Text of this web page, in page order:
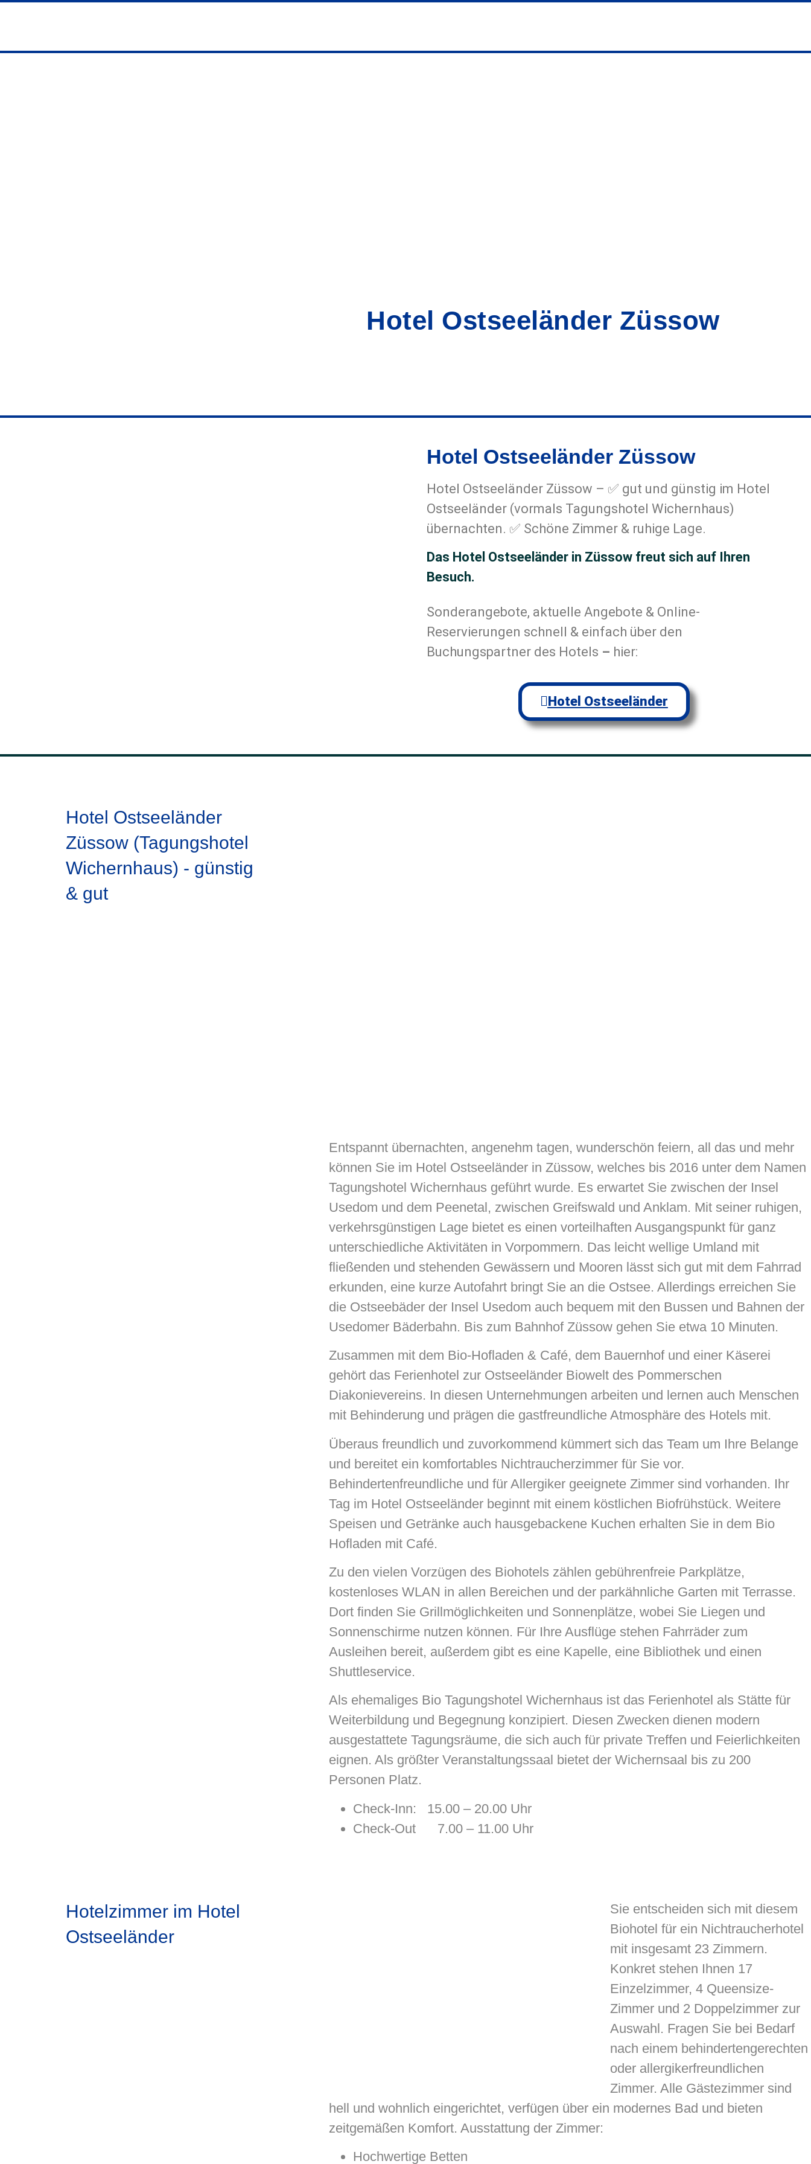
Hotel Ostseeländer Züssow
Hotel Ostseeländer Züssow
Hotel Ostseeländer Züssow – ✅ gut und günstig im Hotel
Ostseeländer (vormals Tagungshotel Wichernhaus)
übernachten. ✅ Schöne Zimmer & ruhige Lage.
Das Hotel Ostseeländer in Züssow freut sich auf Ihren
Besuch.
Sonderangebote, aktuelle Angebote & Online-
Reservierungen schnell & einfach über den
Buchungspartner des Hotels – hier:
Hotel Ostseeländer
Hotel Ostseeländer
Züssow (Tagungshotel
Wichernhaus) - günstig
& gut
Entspannt übernachten, angenehm tagen, wunderschön feiern, all das und mehr
können Sie im Hotel Ostseeländer in Züssow, welches bis 2016 unter dem Namen
Tagungshotel Wichernhaus geführt wurde. Es erwartet Sie zwischen der Insel
Usedom und dem Peenetal, zwischen Greifswald und Anklam. Mit seiner ruhigen,
verkehrsgünstigen Lage bietet es einen vorteilhaften Ausgangspunkt für ganz
unterschiedliche Aktivitäten in Vorpommern. Das leicht wellige Umland mit
fließenden und stehenden Gewässern und Mooren lässt sich gut mit dem Fahrrad
erkunden, eine kurze Autofahrt bringt Sie an die Ostsee. Allerdings erreichen Sie
die Ostseebäder der Insel Usedom auch bequem mit den Bussen und Bahnen der
Usedomer Bäderbahn. Bis zum Bahnhof Züssow gehen Sie etwa 10 Minuten.
Zusammen mit dem Bio-Hofladen & Café, dem Bauernhof und einer Käserei
gehört das Ferienhotel zur Ostseeländer Biowelt des Pommerschen
Diakonievereins. In diesen Unternehmungen arbeiten und lernen auch Menschen
mit Behinderung und prägen die gastfreundliche Atmosphäre des Hotels mit.
Überaus freundlich und zuvorkommend kümmert sich das Team um Ihre Belange
und bereitet ein komfortables Nichtraucherzimmer für Sie vor.
Behindertenfreundliche und für Allergiker geeignete Zimmer sind vorhanden. Ihr
Tag im Hotel Ostseeländer beginnt mit einem köstlichen Biofrühstück. Weitere
Speisen und Getränke auch hausgebackene Kuchen erhalten Sie in dem Bio
Hofladen mit Café.
Zu den vielen Vorzügen des Biohotels zählen gebührenfreie Parkplätze,
kostenloses WLAN in allen Bereichen und der parkähnliche Garten mit Terrasse.
Dort finden Sie Grillmöglichkeiten und Sonnenplätze, wobei Sie Liegen und
Sonnenschirme nutzen können. Für Ihre Ausflüge stehen Fahrräder zum
Ausleihen bereit, außerdem gibt es eine Kapelle, eine Bibliothek und einen
Shuttleservice.
Als ehemaliges Bio Tagungshotel Wichernhaus ist das Ferienhotel als Stätte für
Weiterbildung und Begegnung konzipiert. Diesen Zwecken dienen modern
ausgestattete Tagungsräume, die sich auch für private Treffen und Feierlichkeiten
eignen. Als größter Veranstaltungssaal bietet der Wichernsaal bis zu 200
Personen Platz.
Check-Inn: 15.00 – 20.00 Uhr
Check-Out 7.00 – 11.00 Uhr
Hotelzimmer im Hotel
Ostseeländer
Sie entscheiden sich mit diesem
Biohotel für ein Nichtraucherhotel
mit insgesamt 23 Zimmern.
Konkret stehen Ihnen 17
Einzelzimmer, 4 Queensize-
Zimmer und 2 Doppelzimmer zur
Auswahl. Fragen Sie bei Bedarf
nach einem behindertengerechten
oder allergikerfreundlichen
Zimmer. Alle Gästezimmer sind
hell und wohnlich eingerichtet, verfügen über ein modernes Bad und bieten
zeitgemäßen Komfort. Ausstattung der Zimmer:
Hochwertige Betten